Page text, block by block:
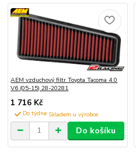
AEM vzduchový filtr Toyota Tacoma 4.0
V6 (05-15) 28-20281
1 716 Kč
Do týdne
Do košíku